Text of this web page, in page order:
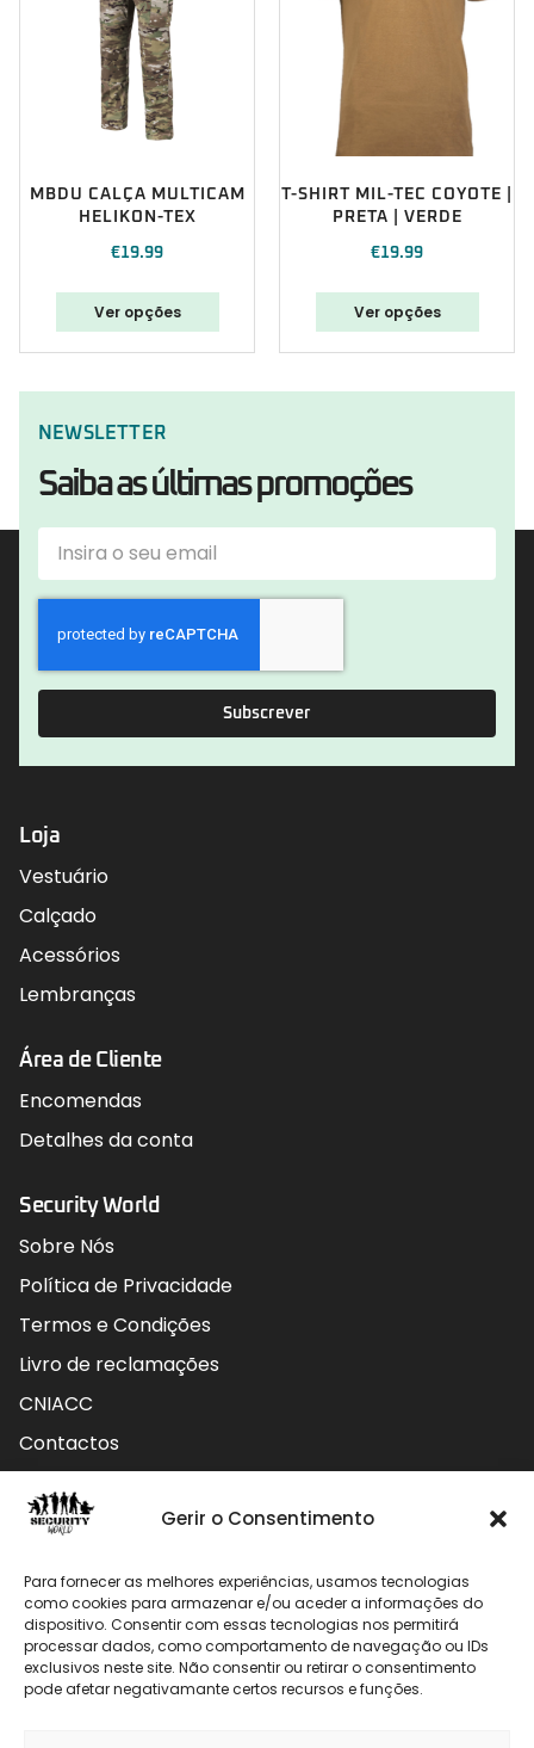
Gerir o Consentimento
Para fornecer as melhores experiências, usamos tecnologias
como cookies para armazenar e/ou aceder a informações do
dispositivo. Consentir com essas tecnologias nos permitirá
processar dados, como comportamento de navegação ou IDs
exclusivos neste site. Não consentir ou retirar o consentimento
pode afetar negativamante certos recursos e funções.
MBDU CALÇA MULTICAM
HELIKON-TEX
€19.99
Ver opções
T-SHIRT MIL-TEC COYOTE |
PRETA | VERDE
€19.99
Ver opções
NEWSLETTER
Saiba as últimas promoções
Subscrever
Loja
Vestuário
Calçado
Acessórios
Lembranças
Área de Cliente
Encomendas
Detalhes da conta
Security World
Sobre Nós
Política de Privacidade
Termos e Condições
Livro de reclamações
CNIACC
Contactos
Contactos
912 009 740 (Chamada para rede móvel nacional)
geral@securityworld.pt